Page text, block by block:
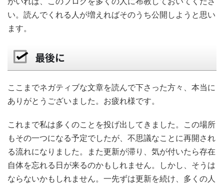
い。読んでくれる人が増えればそのうち公開しようと思い
ます。
最後に
ここまでネガティブな文章を読んで下さった方々、本当に
ありがとうございました。お疲れ様です。
これまで私は多くのことを投げ出してきました。この場所
もその一つになる予定でしたが、不思議なことに再開され
る流れになりました。また更新が滞り、気が付いたら存在
自体を忘れる日が来るのかもしれません。しかし、そうは
ならないかもしれません。一先ずは更新を続け、多くの人